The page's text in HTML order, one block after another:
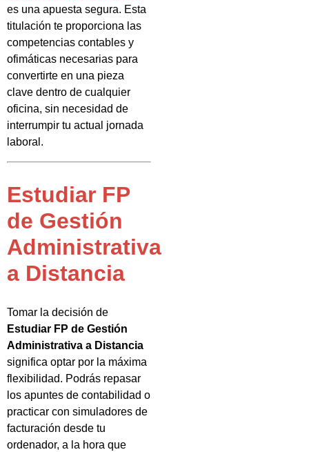
es una apuesta segura. Esta
titulación te proporciona las
competencias contables y
ofimáticas necesarias para
convertirte en una pieza
clave dentro de cualquier
oficina, sin necesidad de
interrumpir tu actual jornada
laboral.
Estudiar FP
de Gestión
Administrativa
a Distancia
Tomar la decisión de
Estudiar FP de Gestión
Administrativa a Distancia
significa optar por la máxima
flexibilidad. Podrás repasar
los apuntes de contabilidad o
practicar con simuladores de
facturación desde tu
ordenador, a la hora que